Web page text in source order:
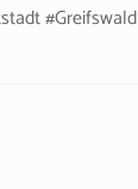
#Greifswald